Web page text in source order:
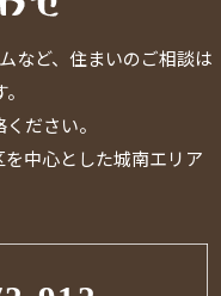
など、住まいのご相談は
ださい。
中心とした城南エリア